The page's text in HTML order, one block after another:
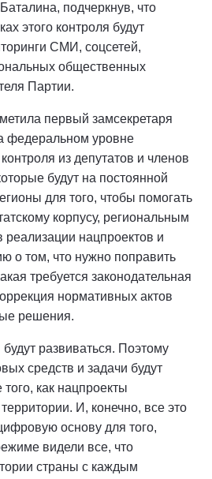
подчеркнув, что
этого контроля будут
СМИ, соцсетей,
общественных
Партии.
первый замсекретаря
федеральном уровне
из депутатов и членов
будут на постоянной
для того, чтобы помогать
корпусу, региональным
нацпроектов и
о том, что нужно поправить
требуется законодательная
нормативных актов
решения.
развиваться. Поэтому
средств и задачи будут
как нацпроекты
И, конечно, все это
основу для того,
видели все, что
страны с каждым